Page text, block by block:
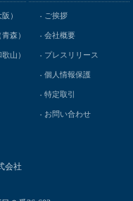
）
森）
山）
ご挨拶
会社概要
プレスリリース
個人情報保護
特定取引
お問い合わせ
会社